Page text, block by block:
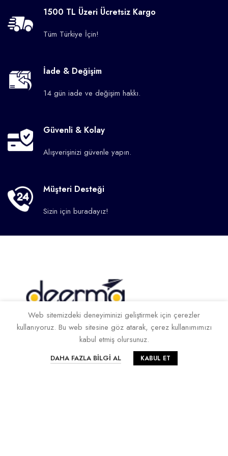
1500 TL Üzeri Ücretsiz Kargo
Tüm Türkiye İçin!
İade & Değişim
14 gün iade ve değişim hakkı.
Güvenli & Kolay
Alışverişinizi güvenle yapın.
Müşteri Desteği
Sizin için buradayız!
info@deermaturkiye.com
Web sitemizdeki deneyiminizi geliştirmek için çerezler
kullanıyoruz. Bu web sitesine göz atarak, çerez kullanımımızı
kabul etmiş olursunuz.
DAHA FAZLA BILGI AL KABUL ET
Hesabım